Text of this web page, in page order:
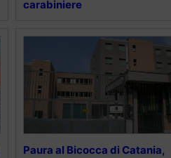
carabiniere
Paura al Bicocca di Catania,